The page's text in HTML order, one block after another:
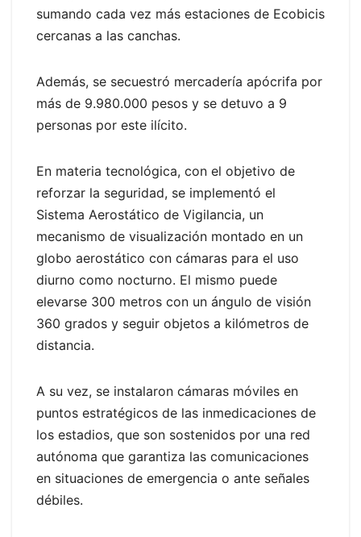
sumando cada vez más estaciones de Ecobicis
cercanas a las canchas.
Además, se secuestró mercadería apócrifa por
más de 9.980.000 pesos y se detuvo a 9
personas por este ilícito.
En materia tecnológica, con el objetivo de
reforzar la seguridad, se implementó el
Sistema Aerostático de Vigilancia, un
mecanismo de visualización montado en un
globo aerostático con cámaras para el uso
diurno como nocturno. El mismo puede
elevarse 300 metros con un ángulo de visión
360 grados y seguir objetos a kilómetros de
distancia.
A su vez, se instalaron cámaras móviles en
puntos estratégicos de las inmedicaciones de
los estadios, que son sostenidos por una red
autónoma que garantiza las comunicaciones
en situaciones de emergencia o ante señales
débiles.